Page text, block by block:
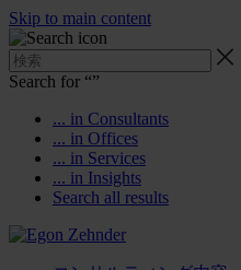
Skip to main content
Search for “”
... in Consultants
... in Offices
... in Services
... in Insights
Search all results